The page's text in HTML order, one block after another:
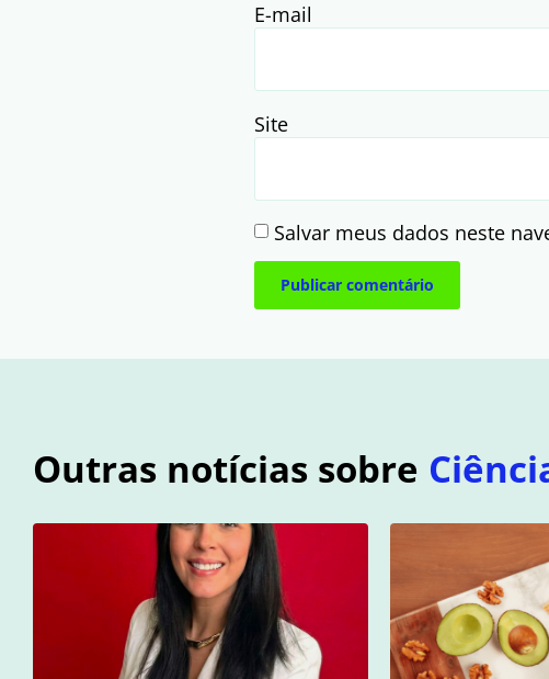
E-mail
Site
Salvar meus dados neste
Outras notícias sobre